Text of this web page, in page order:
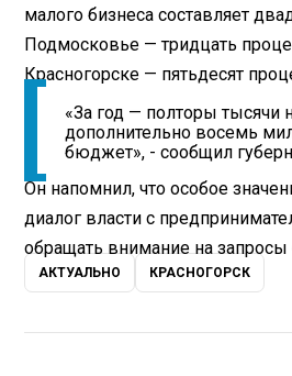
малого бизнеса составляет
Подмосковье — тридцать
Красногорске — пятьдесят
«За год — полторы тысячи
дополнительно восемь
бюджет», - сообщил
Он напомнил, что особое
диалог власти с
обращать внимание на запросы
АКТУАЛЬНО КРАСНОГОРСК